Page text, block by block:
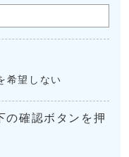
希望しない
の確認ボタンを押